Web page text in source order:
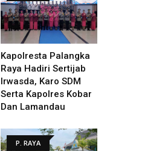
Kapolresta Palangka
Raya Hadiri Sertijab
Irwasda, Karo SDM
Serta Kapolres Kobar
Dan Lamandau
P. RAYA